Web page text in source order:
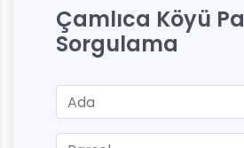
Çamlıca Köyü
Sorgulama